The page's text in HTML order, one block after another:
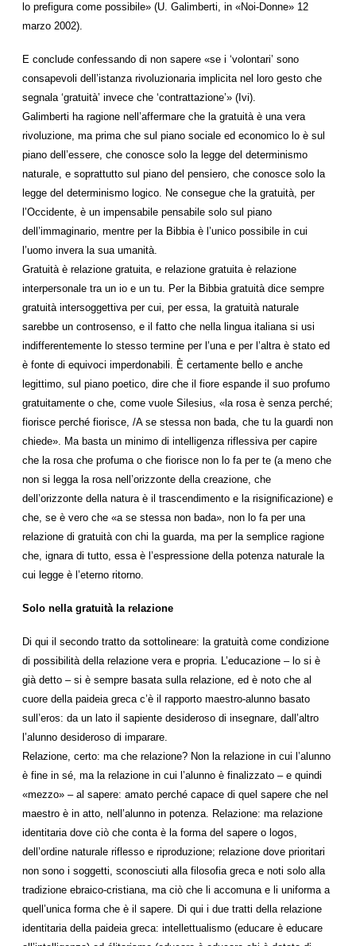
lo prefigura come possibile» (U. Galimberti, in «Noi-Donne» 12
marzo 2002).
E conclude confessando di non sapere «se i ‘volontari’ sono
consapevoli dell’istanza rivoluzionaria implicita nel loro gesto che
segnala ‘gratuità’ invece che ‘contrattazione’» (Ivi).
Galimberti ha ragione nell’affermare che la gratuità è una vera
rivoluzione, ma prima che sul piano sociale ed economico lo è sul
piano dell’essere, che conosce solo la legge del determinismo
naturale, e soprattutto sul piano del pensiero, che conosce solo la
legge del determinismo logico. Ne consegue che la gratuità, per
l’Occidente, è un impensabile pensabile solo sul piano
dell’immaginario, mentre per la Bibbia è l’unico possibile in cui
l’uomo invera la sua umanità.
Gratuità è relazione gratuita, e relazione gratuita è relazione
interpersonale tra un io e un tu. Per la Bibbia gratuità dice sempre
gratuità intersoggettiva per cui, per essa, la gratuità naturale
sarebbe un controsenso, e il fatto che nella lingua italiana si usi
indifferentemente lo stesso termine per l’una e per l’altra è stato ed
è fonte di equivoci imperdonabili. È certamente bello e anche
legittimo, sul piano poetico, dire che il fiore espande il suo profumo
gratuitamente o che, come vuole Silesius, «la rosa è senza perché;
fiorisce perché fiorisce, /A se stessa non bada, che tu la guardi non
chiede». Ma basta un minimo di intelligenza riflessiva per capire
che la rosa che profuma o che fiorisce non lo fa per te (a meno che
non si legga la rosa nell’orizzonte della creazione, che
dell’orizzonte della natura è il trascendimento e la risignificazione) e
che, se è vero che «a se stessa non bada», non lo fa per una
relazione di gratuità con chi la guarda, ma per la semplice ragione
che, ignara di tutto, essa è l’espressione della potenza naturale la
cui legge è l’eterno ritorno.
Solo nella gratuità la relazione
Di qui il secondo tratto da sottolineare: la gratuità come condizione
di possibilità della relazione vera e propria. L’educazione – lo si è
già detto – si è sempre basata sulla relazione, ed è noto che al
cuore della paideia greca c’è il rapporto maestro-alunno basato
sull’eros: da un lato il sapiente desideroso di insegnare, dall’altro
l’alunno desideroso di imparare.
Relazione, certo: ma che relazione? Non la relazione in cui l’alunno
è fine in sé, ma la relazione in cui l’alunno è finalizzato – e quindi
«mezzo» – al sapere: amato perché capace di quel sapere che nel
maestro è in atto, nell’alunno in potenza. Relazione: ma relazione
identitaria dove ciò che conta è la forma del sapere o logos,
dell’ordine naturale riflesso e riproduzione; relazione dove prioritari
non sono i soggetti, sconosciuti alla filosofia greca e noti solo alla
tradizione ebraico-cristiana, ma ciò che li accomuna e li uniforma a
quell’unica forma che è il sapere. Di qui i due tratti della relazione
identitaria della paideia greca: intellettualismo (educare è educare